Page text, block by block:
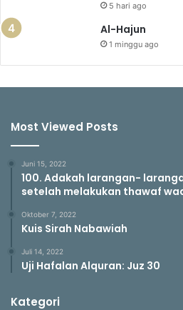
5 hari ago
Al-Hajun
1 minggu ago
Most Viewed Posts
Juni 15, 2022
100. Adakah larangan-
setelah melakukan thawaf
Oktober 7, 2022
Kuis Sirah Nabawiah
Juli 14, 2022
Uji Hafalan Alquran: Juz 30
Kategori